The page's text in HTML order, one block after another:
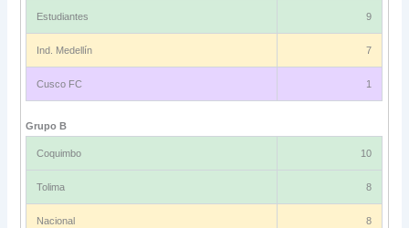
Estudiantes 9
Ind. Medellín 7
Cusco FC 1
Grupo B
Coquimbo 10
Tolima 8
Nacional 8